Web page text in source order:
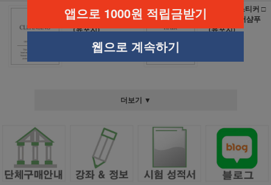
뉴티아라스티커 □
65x75 클렌징오일
(유포지)
뉴티아라스티커 □
65x75 헤어샴푸
(유포지)
더보기 ▼
앱으로 1000원 적립금받기
웹으로 계속하기